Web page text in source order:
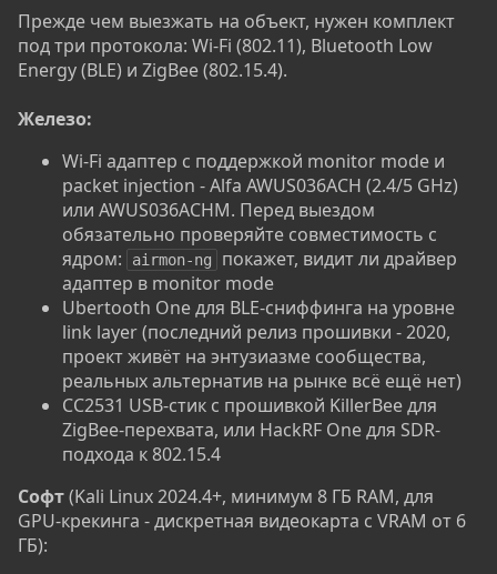
Прежде чем выезжать на объект, нужен комплект
под три протокола: Wi-Fi (802.11), Bluetooth Low
Energy (BLE) и ZigBee (802.15.4).
Железо:
Wi-Fi адаптер с поддержкой monitor mode и
packet injection - Alfa AWUS036ACH (2.4/5 GHz)
или AWUS036ACHM. Перед выездом
обязательно проверяйте совместимость с
ядром:
airmon-ng
покажет, видит ли драйвер
адаптер в monitor mode
Ubertooth One для BLE-сниффинга на уровне
link layer (последний релиз прошивки - 2020,
проект живёт на энтузиазме сообщества,
реальных альтернатив на рынке всё ещё нет)
CC2531 USB-стик с прошивкой KillerBee для
ZigBee-перехвата, или HackRF One для SDR-
подхода к 802.15.4
Софт(Kali Linux 2024.4+, минимум 8 ГБ RAM, для
GPU-крекинга - дискретная видеокарта с VRAM от 6
ГБ):